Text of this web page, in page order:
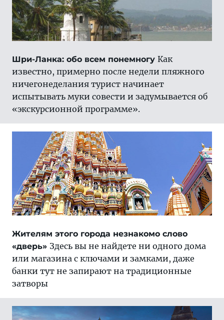
Шри-Ланка: обо всем понемногу Как
известно, примерно после недели пляжного
ничегонеделания турист начинает
испытывать муки совести и задумывается об
«экскурсионной программе».
Жителям этого города незнакомо слово
«дверь» Здесь вы не найдете ни одного дома
или магазина с ключами и замками, даже
банки тут не запирают на традиционные
затворы